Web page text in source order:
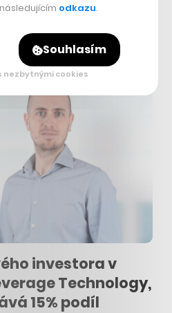
startupů, přepravní služba
Investment totiž prodávají…
investora v
Technology,
15% podíl
odkazu.
Souhlasím
nezbytnými cookies